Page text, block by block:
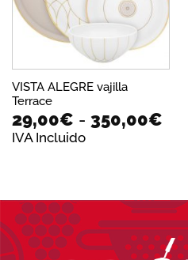
VISTA ALEGRE vajilla
Terrace
29,00€ - 350,00€
IVA Incluido